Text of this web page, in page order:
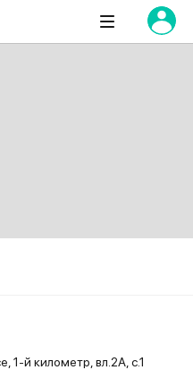
1-й километр, вл.2А, с.1